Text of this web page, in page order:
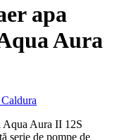
apa
Aura
Aqua Aura II 12S
serie de pompe de